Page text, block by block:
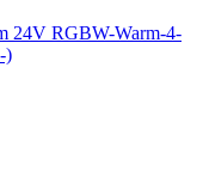
24V RGBW-Warm-4-
)